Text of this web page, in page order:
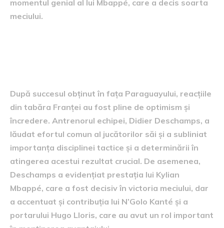
momentul genial al lui Mbappé, care a decis soarta
meciului.
După succesul obținut în fața Paraguayului, reacțiile
din tabăra Franței au fost pline de optimism și
încredere. Antrenorul echipei, Didier Deschamps, a
lăudat efortul comun al jucătorilor săi și a subliniat
importanța disciplinei tactice și a determinării în
atingerea acestui rezultat crucial. De asemenea,
Deschamps a evidențiat prestația lui Kylian
Mbappé, care a fost decisiv în victoria meciului, dar
a accentuat și contribuția lui N’Golo Kanté și a
portarului Hugo Lloris, care au avut un rol important